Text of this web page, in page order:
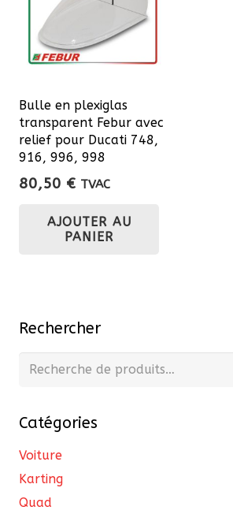
Bulle en plexiglas
transparent Febur avec
relief pour Ducati 748,
916, 996, 998
80,50 € TVAC
AJOUTER AU
PANIER
Rechercher
Recherche
Catégories
Voiture
Karting
Quad